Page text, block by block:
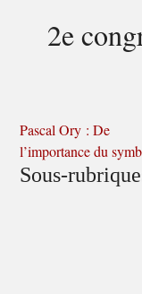
2e
Pascal Ory : De
l’importance du
Sous-